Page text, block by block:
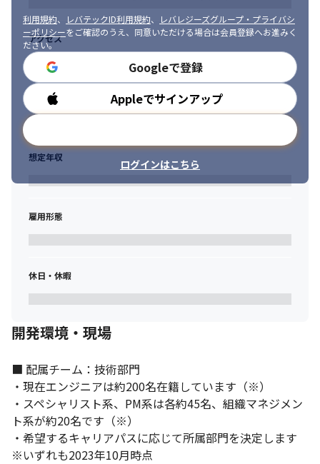
利用規約、 レバテックID利用規約、
レバレジーズグループ・プライバシ
ーポリシーをご確認のうえ、同意いただける場合は会員登録へお進みく
ださい。
Googleで登録
Appleでサインアップ
ログインはこちら
アクセス
勤務時間
想定年収
雇用形態
休日・休暇
開発環境・現場
■ 配属チーム：技術部門
・現在エンジニアは約200名在籍しています（※）
・スペシャリスト系、PM系は各約45名、組織マネジメン
ト系が約20名です（※）
・希望するキャリアパスに応じて所属部門を決定します
※いずれも2023年10月時点